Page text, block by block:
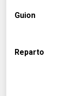
Guion
Reparto